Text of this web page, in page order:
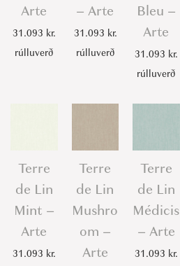
Arte
31.093 kr.
rúlluverð
– Arte
31.093 kr.
rúlluverð
Bleu –
Arte
31.093 kr.
rúlluverð
Terre
de Lin
Mint –
Arte
31.093 kr.
Terre
de Lin
Mushro
om –
Arte
Terre
de Lin
Médicis
– Arte
31.093 kr.